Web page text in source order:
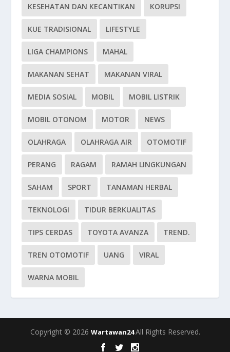
KESEHATAN DAN KECANTIKAN KORUPSI
KUE TRADISIONAL LIFESTYLE
LIGA CHAMPIONS MAHAL
MAKANAN SEHAT MAKANAN VIRAL
MEDIA SOSIAL MOBIL MOBIL LISTRIK
MOBIL OTONOM MOTOR NEWS
OLAHRAGA OLAHRAGA AIR OTOMOTIF
PERANG RAGAM RAMAH LINGKUNGAN
SAHAM SPORT TANAMAN HERBAL
TEKNOLOGI TIDUR BERKUALITAS
TIPS CERDAS TOYOTA AVANZA TREND.
TREN OTOMOTIF UANG VIRAL
WARNA MOBIL
Copyright © 2026 Wartawan24All Rights Reserved.